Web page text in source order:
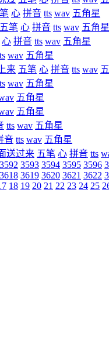
心 拼音 tts wav 五角星
五笔 心 拼音 tts wav 五角星
心 拼音 tts wav 五角星
wav 五角星
来 五笔 心 拼音 tts wav
wav 五角星
五角星
五角星
tts wav 五角星
音 tts wav 五角星
送过来 五笔 心 拼音 tts
3592 3593 3594 3595 3596
3618 3619 3620 3621 3622
18 19 20 21 22 23 24 25